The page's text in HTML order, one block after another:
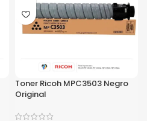
Toner Ricoh MPC3503 Negro
Original